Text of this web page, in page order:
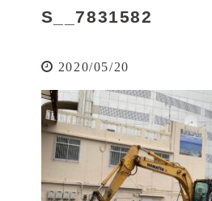
S__7831582
2020/05/20